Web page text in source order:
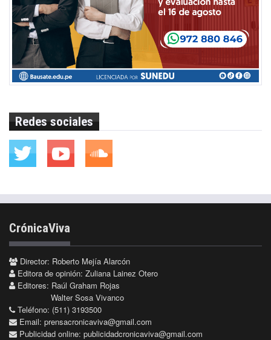
Redes sociales
CrónicaViva
Director: Roberto Mejía Alarcón
Editora de opinión: Zuliana Lainez Otero
Editores: Raúl Graham Rojas
Walter Sosa Vivanco
Teléfono: (511) 3193500
Email: prensacronicaviva@gmail.com
Publicidad online: publicidadcronicaviva@gmail.com